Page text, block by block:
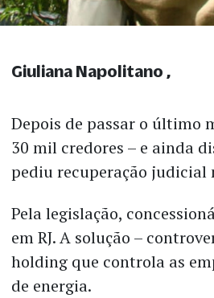
Depois de passar o último
30 mil credores – e ainda
pediu recuperação judicial
Pela legislação,
em RJ. A solução –
holding que controla as
de energia.
Giuliana Napolitano